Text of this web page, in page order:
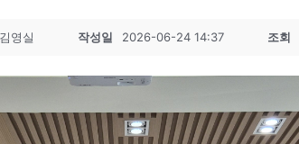
김영실 작성일 2026-06-24 14:37 조회